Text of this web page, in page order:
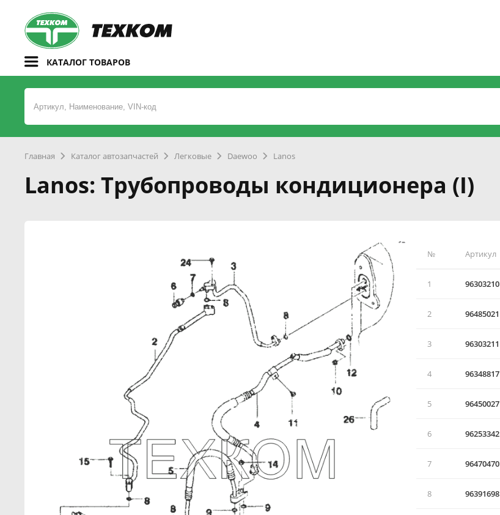
КАТАЛОГ ТОВАРОВ
Главная Каталог автозапчастей Легковые Daewoo Lanos
Lanos: Трубопроводы кондиционера (I)
№ Артикул
1 96303210
2 96485021
3 96303211
4 96348817
5 96450027
6 96253342
7 96470470
8 96391698